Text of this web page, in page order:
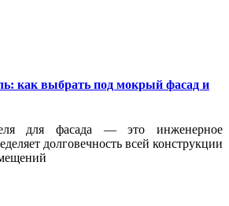
как выбрать под мокрый фасад и
для фасада — это инженерное
долговечность всей конструкции